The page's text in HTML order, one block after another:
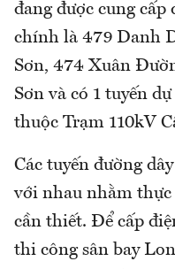
đang được cung
chính là 479 Danh
Sơn, 474 Xuân
Sơn và có 1 tuyến
thuộc Trạm 110kV
Các tuyến đường
với nhau nhằm
cần thiết. Để cấp
thi công sân bay